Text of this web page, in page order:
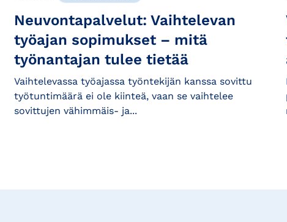
Neuvontapalvelut: Vaihtelevan
työajan sopimukset – mitä
työnantajan tulee tietää
Vaihtelevassa työajassa työntekijän kanssa sovittu
työtuntimäärä ei ole kiinteä, vaan se vaihtelee
sovittujen vähimmäis- ja...